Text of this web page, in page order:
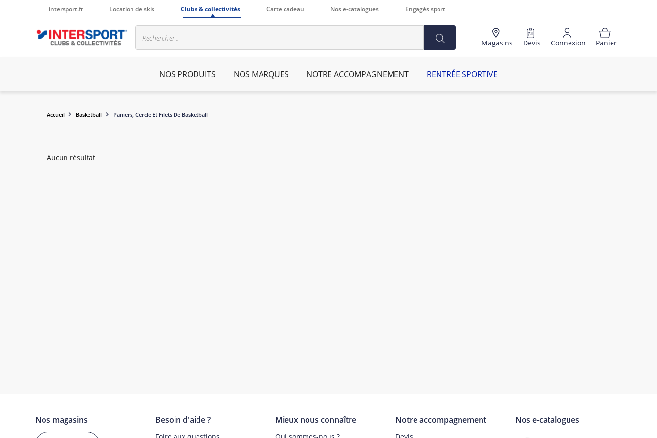
intersport.fr Location de skis Clubs & collectivités Carte cadeau Nos e-catalogues Engagés sport
Magasins Devis Connexion Panier
NOS PRODUITS NOS MARQUES NOTRE ACCOMPAGNEMENT RENTRÉE SPORTIVE
Accueil Basketball Paniers, Cercle Et Filets De Basketball
Aucun résultat
Nos magasins Besoin d'aide ? Mieux nous connaître Notre accompagnement Nos e-catalogues